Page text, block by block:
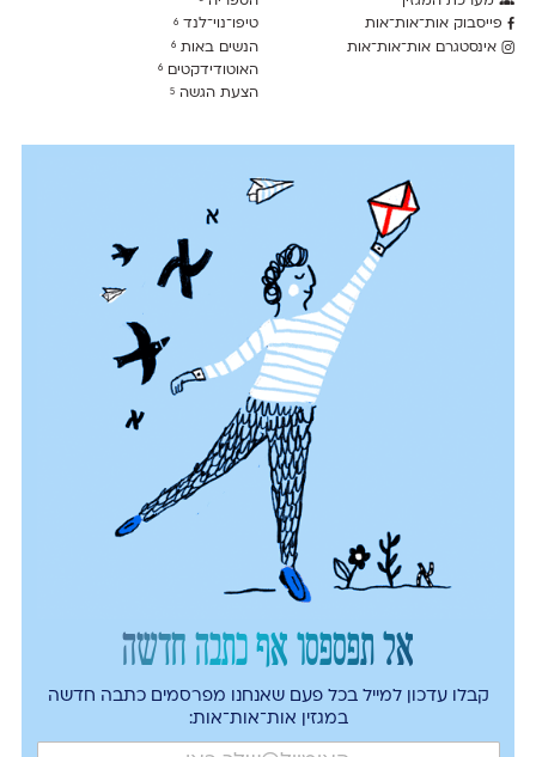
פייסבוק אות־אות־אות
אינסטגרם אות־אות־אות
טיפו־נוי־לנד6
הנשים באות6
האוטודידקטים6
הצעת הגשה5
אל תפספסו אף כתבה חדשה
קבלו עדכון למייל בכל פעם שאנחנו מפרסמים כתבה חדשה
במגזין אות־אות־אות: